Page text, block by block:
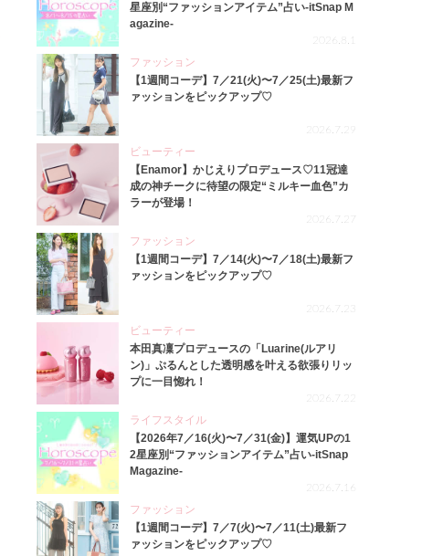
星座別“ファッションアイテム”占い-itSnap M
agazine-
2026.8.1
ファッション
【1週間コーデ】7／21(火)〜7／25(土)最新フ
ァッションをピックアップ♡
2026.7.29
ビューティー
【Enamor】かじえりプロデュース♡11冠達
成の神チークに待望の限定“ミルキー血色”カ
ラーが登場！
2026.7.27
ファッション
【1週間コーデ】7／14(火)〜7／18(土)最新フ
ァッションをピックアップ♡
2026.7.23
ビューティー
本田真凜プロデュースの「Luarine(ルアリ
ン)」ぷるんとした透明感を叶える欲張りリッ
プに一目惚れ！
2026.7.22
ライフスタイル
【2026年7／16(火)〜7／31(金)】運気UPの1
2星座別“ファッションアイテム”占い-itSnap
Magazine-
2026.7.16
ファッション
【1週間コーデ】7／7(火)〜7／11(土)最新フ
ァッションをピックアップ♡